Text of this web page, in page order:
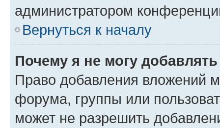
администратором
Вернуться к началу
Почему я не могу
Право добавления вложений
форума, группы или
может не разрешить